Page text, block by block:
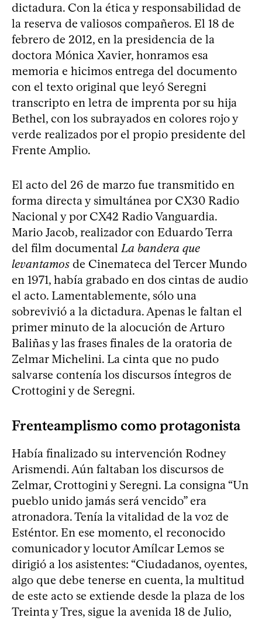
dictadura. Con la ética y responsabilidad de
la reserva de valiosos compañeros. El 18 de
febrero de 2012, en la presidencia de la
doctora Mónica Xavier, honramos esa
memoria e hicimos entrega del documento
con el texto original que leyó Seregni
transcripto en letra de imprenta por su hija
Bethel, con los subrayados en colores rojo y
verde realizados por el propio presidente del
Frente Amplio.
El acto del 26 de marzo fue transmitido en
forma directa y simultánea por CX30 Radio
Nacional y por CX42 Radio Vanguardia.
Mario Jacob, realizador con Eduardo Terra
del film documentalLa bandera que
levantamos de Cinemateca del Tercer Mundo
en 1971, había grabado en dos cintas de audio
el acto. Lamentablemente, sólo una
sobrevivió a la dictadura. Apenas le faltan el
primer minuto de la alocución de Arturo
Baliñas y las frases finales de la oratoria de
Zelmar Michelini. La cinta que no pudo
salvarse contenía los discursos íntegros de
Crottogini y de Seregni.
Frenteamplismo como protagonista
Había finalizado su intervención Rodney
Arismendi. Aún faltaban los discursos de
Zelmar, Crottogini y Seregni. La consigna “Un
pueblo unido jamás será vencido” era
atronadora. Tenía la vitalidad de la voz de
Esténtor. En ese momento, el reconocido
comunicador y locutor Amílcar Lemos se
dirigió a los asistentes: “Ciudadanos, oyentes,
algo que debe tenerse en cuenta, la multitud
de este acto se extiende desde la plaza de los
Treinta y Tres, sigue la avenida 18 de Julio,